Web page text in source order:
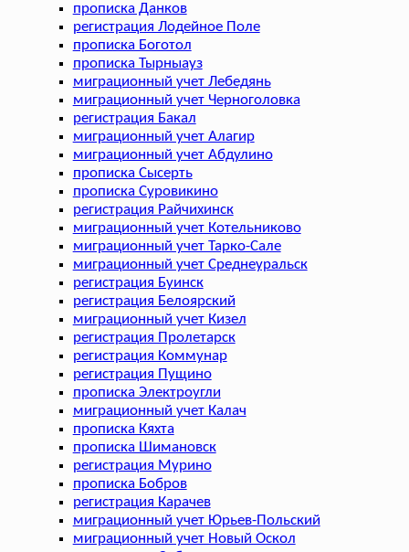
прописка Данков
регистрация Лодейное Поле
прописка Боготол
прописка Тырныауз
миграционный учет Лебедянь
миграционный учет Черноголовка
регистрация Бакал
миграционный учет Алагир
миграционный учет Абдулино
прописка Сысерть
прописка Суровикино
регистрация Райчихинск
миграционный учет Котельниково
миграционный учет Тарко-Сале
миграционный учет Среднеуральск
регистрация Буинск
регистрация Белоярский
миграционный учет Кизел
регистрация Пролетарск
регистрация Коммунар
регистрация Пущино
прописка Электроугли
миграционный учет Калач
прописка Кяхта
прописка Шимановск
регистрация Мурино
прописка Бобров
регистрация Карачев
миграционный учет Юрьев-Польский
миграционный учет Новый Оскол